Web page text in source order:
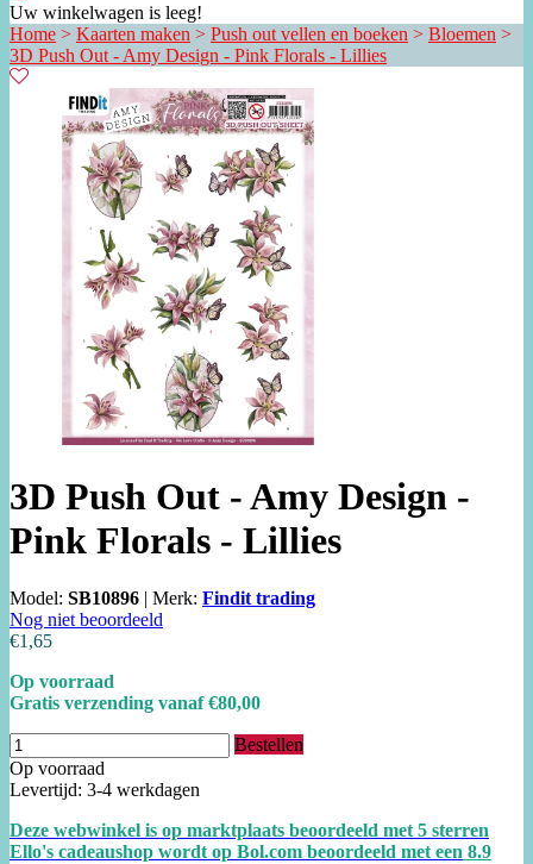
Uw winkelwagen is leeg!
Home > Kaarten maken > Push out vellen en boeken > Bloemen >
3D Push Out - Amy Design - Pink Florals - Lillies
3D Push Out - Amy Design -
Pink Florals - Lillies
Model: SB10896 | Merk: Findit trading
Nog niet beoordeeld
€1,65
Op voorraad
Gratis verzending vanaf €80,00
Bestellen
Op voorraad
Levertijd: 3-4 werkdagen
Deze webwinkel is op marktplaats beoordeeld met 5 sterren
Ello's cadeaushop wordt op Bol.com beoordeeld met een 8.9